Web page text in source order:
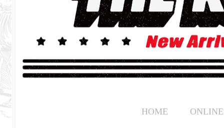
HOME